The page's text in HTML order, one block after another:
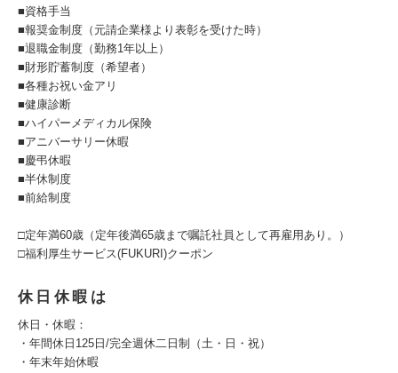
■資格手当
■報奨金制度（元請企業様より表彰を受けた時）
■退職金制度（勤務1年以上）
■財形貯蓄制度（希望者）
■各種お祝い金アリ
■健康診断
■ハイパーメディカル保険
■アニバーサリー休暇
■慶弔休暇
■半休制度
■前給制度
□定年満60歳（定年後満65歳まで嘱託社員として再雇用あり。）
□福利厚生サービス(FUKURI)クーポン
休日休暇は
休日・休暇：
・年間休日125日/完全週休二日制（土・日・祝）
・年末年始休暇